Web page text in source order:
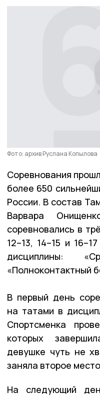
Фото: архив Руслана Копылова
Соревнования
более 650
России. В состав
Варвара
соревновались в
12–13, 14–15 и
дисциплины:
«Полноконтактный
В первый день
на татами в
Спортсменка
которых
девушке чуть не
заняла второе
На следующий